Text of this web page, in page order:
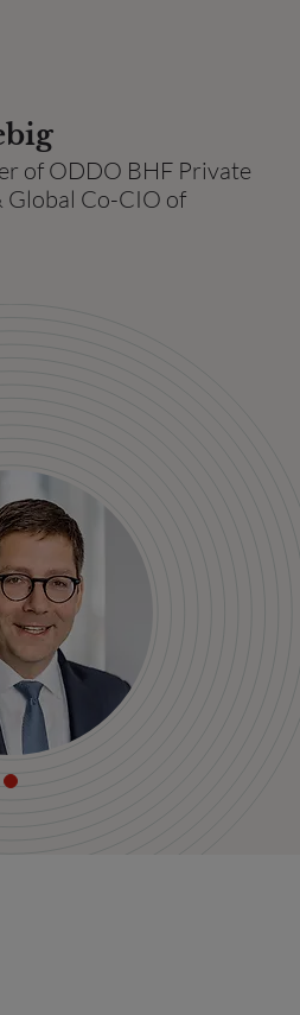
of ODDO BHF Private
Global Co-CIO of